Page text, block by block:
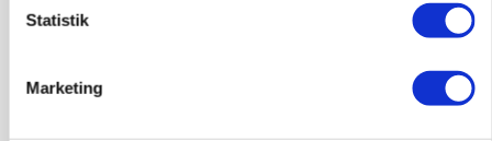
Statistik
Marketing